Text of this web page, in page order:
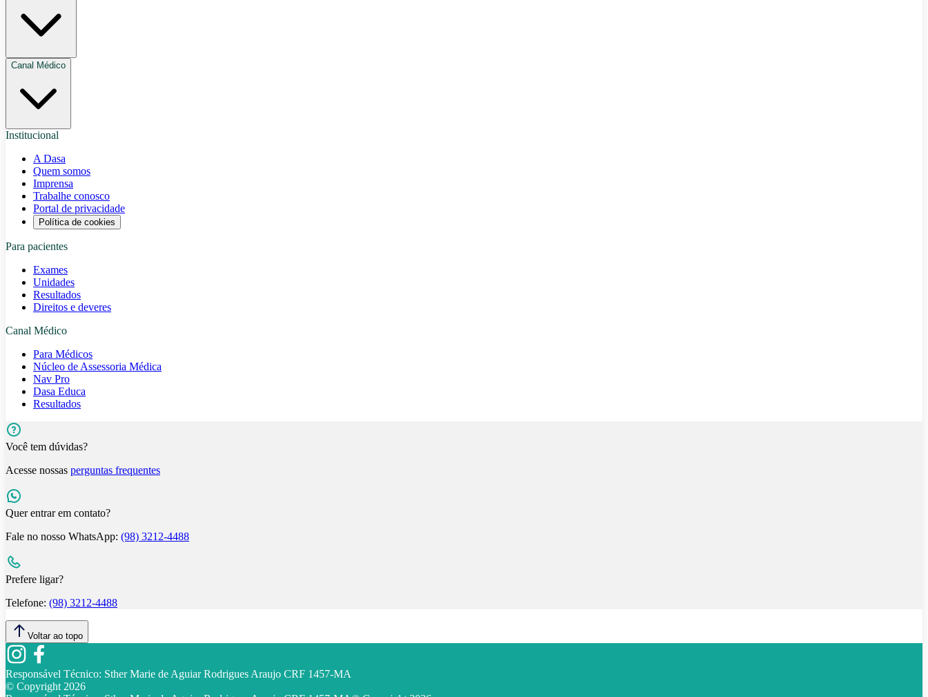
Canal Médico
Institucional
A Dasa
Quem somos
Imprensa
Trabalhe conosco
Portal de privacidade
Política de cookies
Para pacientes
Exames
Unidades
Resultados
Direitos e deveres
Canal Médico
Para Médicos
Núcleo de Assessoria Médica
Nav Pro
Dasa Educa
Resultados
Você tem dúvidas?
Acesse nossas perguntas frequentes
Quer entrar em contato?
Fale no nosso WhatsApp: (98) 3212-4488
Prefere ligar?
Telefone: (98) 3212-4488
Voltar ao topo
Responsável Técnico: Sther Marie de Aguiar Rodrigues Araujo CRF 1457-MA
© Copyright 2026